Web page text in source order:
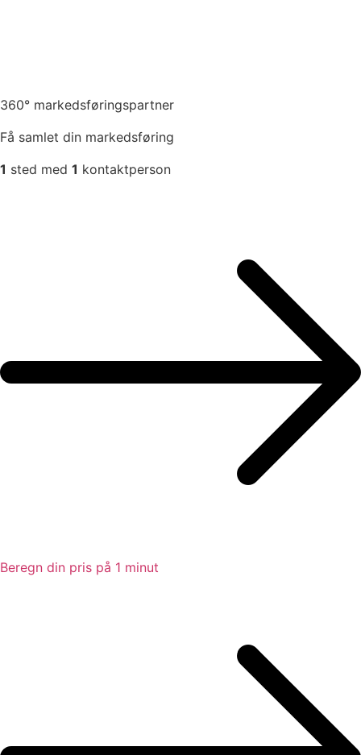
360° markedsføringspartner
Få samlet din markedsføring
1 sted med 1 kontaktperson
Beregn din pris på 1 minut